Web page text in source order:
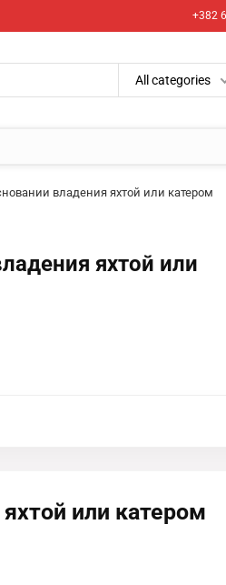
+382
All categories
владения яхтой или катером
яхтой или
или катером